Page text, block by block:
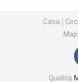
Acciaio
Casa
Qualità